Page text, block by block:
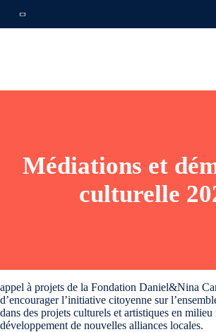
Médiations et
culturelle
appel à projets de la Fondation Daniel&Nina
d’encourager l’initiative citoyenne sur
dans des projets culturels et artistiques en
développement de nouvelles alliances locales.